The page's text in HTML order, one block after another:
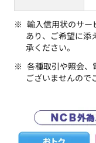
輸入信用状のサー
あり、ご希望に添
承ください。
各種取引や照会、
ございませんので